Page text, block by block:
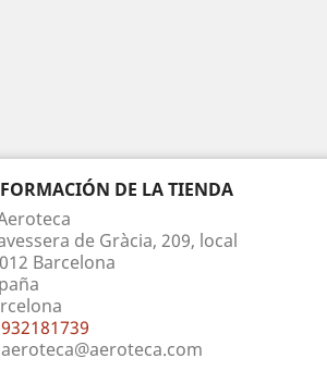
DE LA TIENDA
de Gràcia, 209, local
Barcelona
932181739